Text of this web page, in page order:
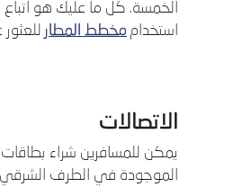
الخمسة. كل ما عليك هو
استخدام مخطط المطار
الاتصالات
الموجودة في الطرف الشرقي